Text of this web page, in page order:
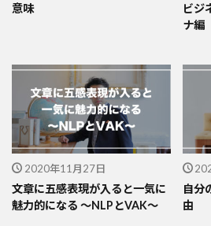
意味
ビジ
ナ編
2020年11月27日
文章に五感表現が入ると一気に
魅力的になる 〜NLPとVAK〜
自分
由